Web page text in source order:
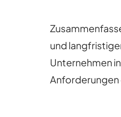
und
Unternehmen
Anforderungen